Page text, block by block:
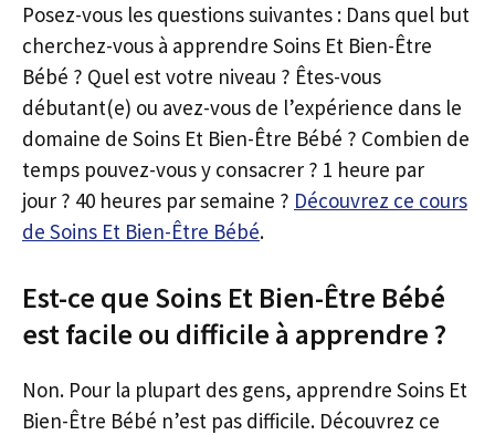
Posez-vous les questions suivantes : Dans quel but
cherchez-vous à apprendre Soins Et Bien-Être
Bébé ? Quel est votre niveau ? Êtes-vous
débutant(e) ou avez-vous de l’expérience dans le
domaine de Soins Et Bien-Être Bébé ? Combien de
temps pouvez-vous y consacrer ? 1 heure par
jour ? 40 heures par semaine ? Découvrez ce cours
de Soins Et Bien-Être Bébé.
Est-ce que Soins Et Bien-Être Bébé
est facile ou difficile à apprendre ?
Non. Pour la plupart des gens, apprendre Soins Et
Bien-Être Bébé n’est pas difficile. Découvrez ce